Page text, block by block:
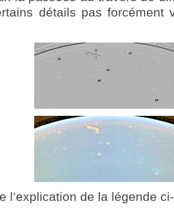
détails pas forcément
l’explication de la légende